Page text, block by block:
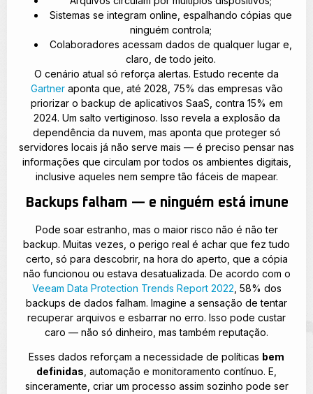
Sistemas se integram online, espalhando cópias que
ninguém controla;
Colaboradores acessam dados de qualquer lugar e,
claro, de todo jeito.
O cenário atual só reforça alertas. Estudo recente da
Gartneraponta que, até 2028, 75% das empresas vão
priorizar o backup de aplicativos SaaS, contra 15% em
2024. Um salto vertiginoso. Isso revela a explosão da
dependência da nuvem, mas aponta que proteger só
servidores locais já não serve mais — é preciso pensar nas
informações que circulam por todos os ambientes digitais,
inclusive aqueles nem sempre tão fáceis de mapear.
Backups falham — e ninguém está imune
Pode soar estranho, mas o maior risco não é não ter
backup. Muitas vezes, o perigo real é achar que fez tudo
certo, só para descobrir, na hora do aperto, que a cópia
não funcionou ou estava desatualizada. De acordo com o
Veeam Data Protection Trends Report 2022 , 58% dos
backups de dados falham. Imagine a sensação de tentar
recuperar arquivos e esbarrar no erro. Isso pode custar
caro — não só dinheiro, mas também reputação.
Esses dados reforçam a necessidade de políticas bem
definidas , automação e monitoramento contínuo. E,
sinceramente, criar um processo assim sozinho pode ser